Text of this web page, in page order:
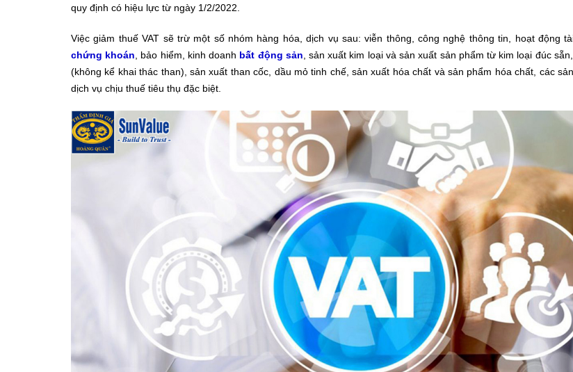
quy định có hiệu lực từ ngày 1/2/2022.
Việc giảm thuế VAT sẽ trừ một số nhóm hàng hóa, dịch vụ sau: viễn thông, công nghệ thông tin, hoạt động
chứng khoán , bảo hiểm, kinh doanh bất động sản , sản xuất kim loại và sản xuất sản phẩm từ kim loại đúc
(không kể khai thác than), sản xuất than cốc, dầu mỏ tinh chế, sản xuất hóa chất và sản phẩm hóa chất, các
dịch vụ chịu thuế tiêu thụ đặc biệt.